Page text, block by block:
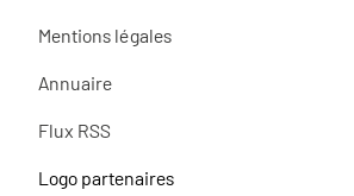
Mentions légales
Annuaire
Flux RSS
Logo partenaires